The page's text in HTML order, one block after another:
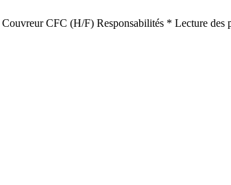
CFC (H/F) Responsabilités * Lecture